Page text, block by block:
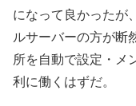
になって良かったが
ルサーバーの方が断
所を自動で設定・メ
利に働くはずだ。